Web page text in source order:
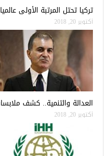
تركيا تحتل المرتبة الأولى
أكتوبر 20, 2018
العدالة والتنمية.. كشف
أكتوبر 20, 2018